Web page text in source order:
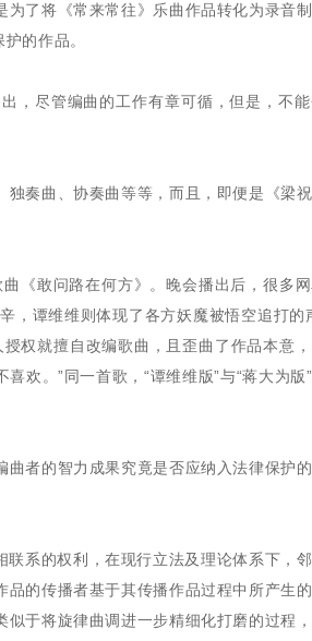
了将《常来常往》乐曲作品转化为录音
的作品。
，尽管编曲的工作有章可循，但是，不
奏曲、协奏曲等等，而且，即便是《梁
《敢问路在何方》。晚会播出后，很多
，谭维维则体现了各方妖魔被悟空追打的
权就擅自改编歌曲，且歪曲了作品本意
欢。”同一首歌，“谭维维版”与“蒋大为版
者的智力成果究竟是否应纳入法律保护
系的权利，在现行立法及理论体系下，
的传播者基于其传播作品过程中所产生
于将旋律曲调进一步精细化打磨的过程